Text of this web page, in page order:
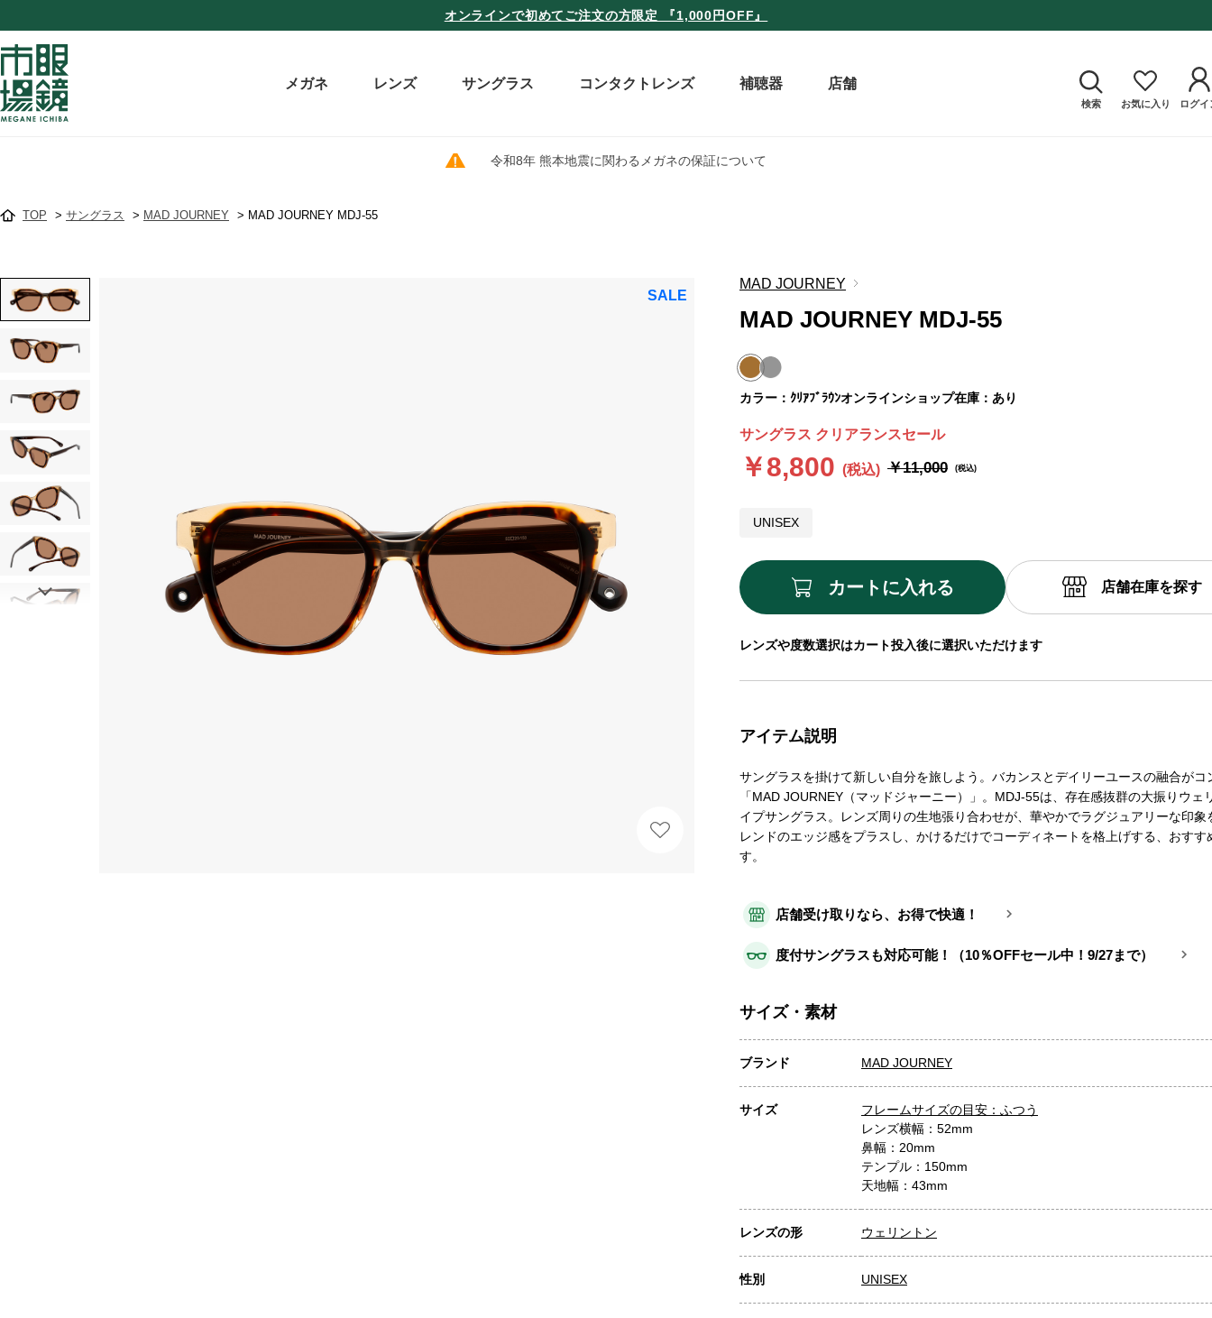
オンラインで初めてご注文の方限定 『1,000円OFF』
メガネ レンズ サングラス コンタクトレンズ 補聴器 店舗
検索 お気に入り ログイ
令和8年 熊本地震に関わるメガネの保証について
TOP > サングラス > MAD JOURNEY > MAD JOURNEY MDJ-55
SALE
レンズや度数選択はカート投入後に選択いただけます
MAD JOURNEY
カラー：ｸﾘｱﾌﾞﾗｳﾝオンラインショップ在庫：あり
サイズ・素材
ブランド MAD JOURNEY
サイズ
フレームサイズの目安：ふつう
レンズ横幅：52mm
鼻幅：20mm
テンプル：150mm
天地幅：43mm
レンズの形 ウェリントン
性別 UNISEX
店舗受け取りなら、お得で快適！
度付サングラスも対応可能！（10％OFFセール中！9/27まで）
サングラス クリアランスセール
￥8,800 ￥11,000
UNISEX
MAD JOURNEY MDJ-55
アイテム説明
サングラスを掛けて新しい自分を旅しよう。バカンスとデイリーユースの融合がコ
「MAD JOURNEY（マッドジャーニー）」。MDJ-55は、存在感抜群の大振りウェ
イプサングラス。レンズ周りの生地張り合わせが、華やかでラグジュアリーな印象
レンドのエッジ感をプラスし、かけるだけでコーディネートを格上げする、おすす
す。
カートに入れる 店舗在庫を探す